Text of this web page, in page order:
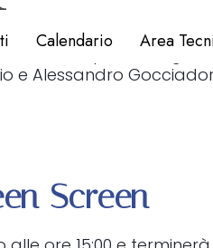
Calendario Area
handicap sui due giri
e Alessandro
Screen